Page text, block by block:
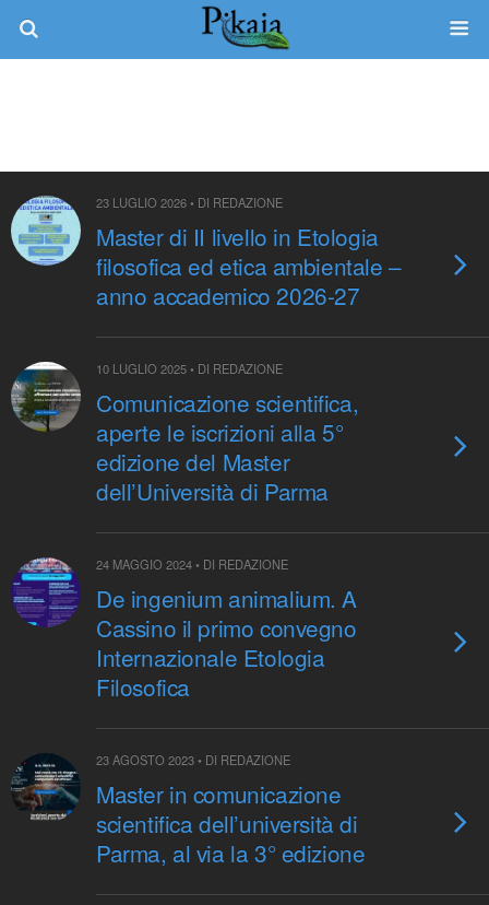
23 LUGLIO 2026 • DI REDAZIONE
Master di II livello in Etologia
filosofica ed etica ambientale –
anno accademico 2026-27
10 LUGLIO 2025 • DI REDAZIONE
Comunicazione scientifica,
aperte le iscrizioni alla 5°
edizione del Master
dell’Università di Parma
24 MAGGIO 2024 • DI REDAZIONE
De ingenium animalium. A
Cassino il primo convegno
Internazionale Etologia
Filosofica
23 AGOSTO 2023 • DI REDAZIONE
Master in comunicazione
scientifica dell’università di
Parma, al via la 3° edizione